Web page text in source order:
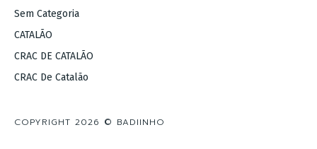
Sem Categoria
CATALÃO
CRAC DE CATALÃO
CRAC De Catalão
COPYRIGHT 2026 © BADIINHO